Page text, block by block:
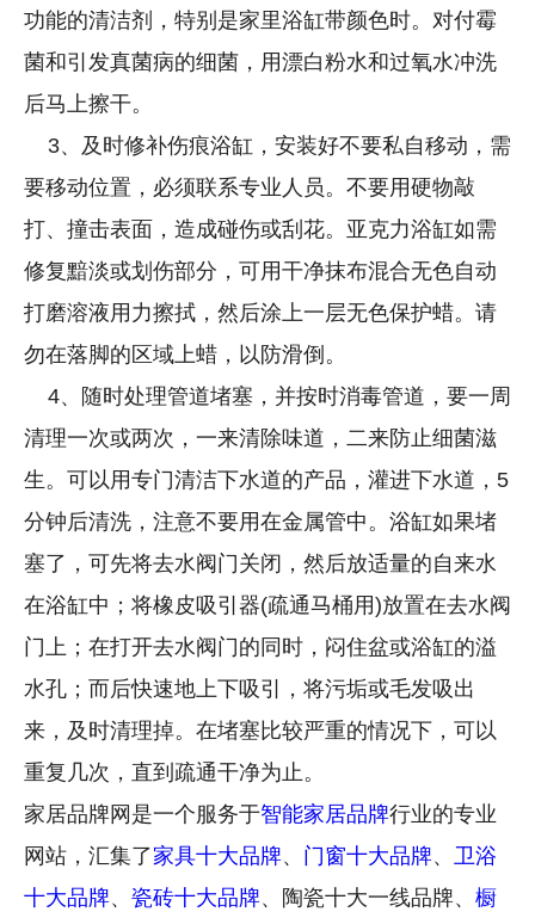
功能的清洁剂，特别是家里浴缸带颜色时。对付霉
菌和引发真菌病的细菌，用漂白粉水和过氧水冲洗
后马上擦干。
3、及时修补伤痕浴缸，安装好不要私自移动，需
要移动位置，必须联系专业人员。不要用硬物敲
打、撞击表面，造成碰伤或刮花。亚克力浴缸如需
修复黯淡或划伤部分，可用干净抹布混合无色自动
打磨溶液用力擦拭，然后涂上一层无色保护蜡。请
勿在落脚的区域上蜡，以防滑倒。
4、随时处理管道堵塞，并按时消毒管道，要一周
清理一次或两次，一来清除味道，二来防止细菌滋
生。可以用专门清洁下水道的产品，灌进下水道，5
分钟后清洗，注意不要用在金属管中。浴缸如果堵
塞了，可先将去水阀门关闭，然后放适量的自来水
在浴缸中；将橡皮吸引器(疏通马桶用)放置在去水阀
门上；在打开去水阀门的同时，闷住盆或浴缸的溢
水孔；而后快速地上下吸引，将污垢或毛发吸出
来，及时清理掉。在堵塞比较严重的情况下，可以
重复几次，直到疏通干净为止。
家居品牌网是一个服务于智能家居品牌行业的专业
网站，汇集了家具十大品牌、 门窗十大品牌、 卫浴
十大品牌、 瓷砖十大品牌、陶瓷十大一线品牌、 橱